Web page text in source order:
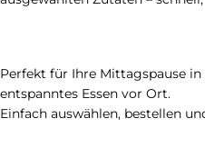
Perfekt für Ihre Mittagspause
entspanntes Essen vor Ort.
Einfach auswählen, bestellen